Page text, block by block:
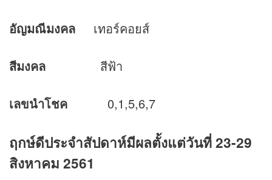
อัญมณีมงคล เทอร์คอยส์
สีมงคล สีฟ้า
เลขนำโชค 0,1,5,6,7
ฤกษ์ดีประจำสัปดาห์มีผลตั้งแต่วันที่ 23-29
สิงหาคม 2561